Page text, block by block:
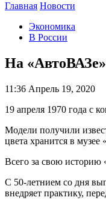
Главная Новости
Экономика
В России
На
11:36 Апрель 19, 2020
19 апреля 1970 года с
Модели получили
цвета хранится в
Всего за свою историю
С 50-летнием со дня
внедряет практику,